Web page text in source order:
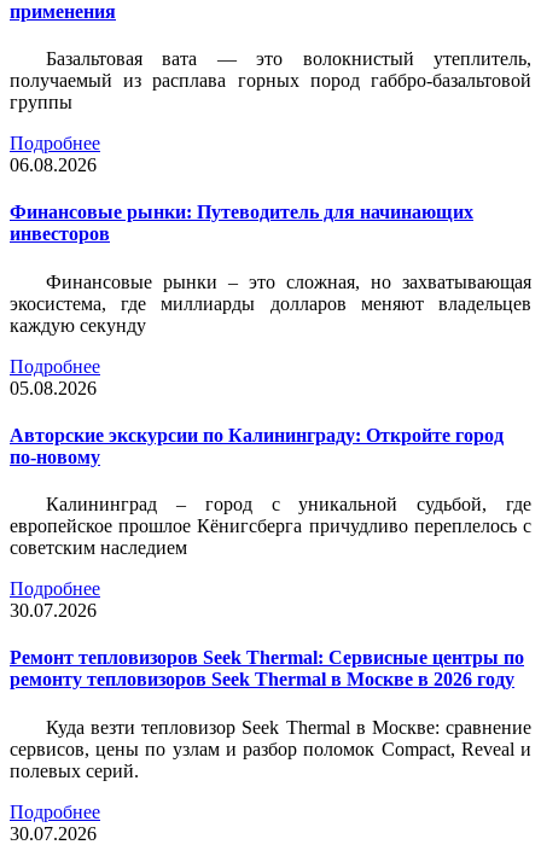
применения
Базальтовая вата — это волокнистый утеплитель,
получаемый из расплава горных пород габбро-базальтовой
группы
Подробнее
06.08.2026
Финансовые рынки: Путеводитель для начинающих
инвесторов
Финансовые рынки – это сложная, но захватывающая
экосистема, где миллиарды долларов меняют владельцев
каждую секунду
Подробнее
05.08.2026
Авторские экскурсии по Калининграду: Откройте город
по-новому
Калининград – город с уникальной судьбой, где
европейское прошлое Кёнигсберга причудливо переплелось с
советским наследием
Подробнее
30.07.2026
Ремонт тепловизоров Seek Thermal: Сервисные центры по
ремонту тепловизоров Seek Thermal в Москве в 2026 году
Куда везти тепловизор Seek Thermal в Москве: сравнение
сервисов, цены по узлам и разбор поломок Compact, Reveal и
полевых серий.
Подробнее
30.07.2026